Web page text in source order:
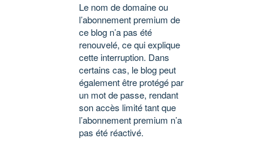
Le nom de domaine ou
l’abonnement premium de
ce blog n’a pas été
renouvelé, ce qui explique
cette interruption. Dans
certains cas, le blog peut
également être protégé par
un mot de passe, rendant
son accès limité tant que
l’abonnement premium n’a
pas été réactivé.